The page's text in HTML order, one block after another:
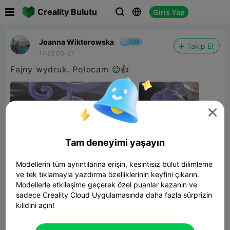
Creality Bulutu   Giriş Yap
Joanna Wiktorowska
17:22 03-27
Takip Et
Fajny wydruk. Polecam 😉👍

Tam deneyimi yaşayın
Modellerin tüm ayrıntılarına erişin, kesintisiz bulut dilimleme
ve tek tıklamayla yazdırma özelliklerinin keyfini çıkarın.
Modellerle etkileşime geçerek özel puanlar kazanın ve
sadece Creality Cloud Uygulamasında daha fazla sürprizin
kilidini açın!